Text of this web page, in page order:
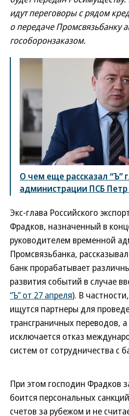
идут переговоры с рядом
о передаче Промсвязьбанку
гособоронзаказом.
О чем еще рассказал “Ъ”
администрации ПСБ
Экс-глава Российского
Фрадков, назначенный в
руководителем временной
Промсвязьбанка,
банк прорабатывает
развития событий в случае
“Ъ” от 27 апреля). В
ищутся партнеры для
трансграничных переводов,
исключается отказ
систем от сотрудничества с
При этом господин Фрадков
боится персональных
счетов за рубежом и не